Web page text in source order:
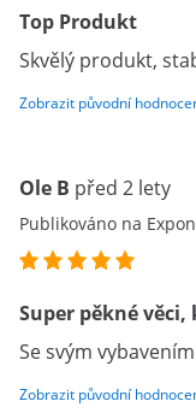
Top Produkt
Skvělý produkt,
Zobrazit původní
Ole B před 2 lety
Publikováno na
Super pěkné
Se svým
Zobrazit původní